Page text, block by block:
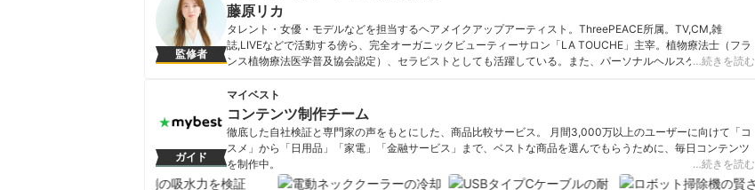
監修者
藤原リカ
タレント・女優・モデルなどを担当するヘアメイクアップアーティスト。ThreePEACE所属。TV,CM,雑
誌,LIVEなどで活動する傍ら、完全オーガニックビューティーサロン「LA TOUCHE」主宰。植物療法士（フラ
ンス植物療法医学普及協会認定）、セラピストとしても活躍している。また、パーソナルヘルスケアコーチン
化粧品や美容記事の監修にも従事。自身の生まれたときからの酷いアトピー性皮膚炎を克服したこともあり、
美容と健康をホリスティックビューティーで提案している。
藤原リカのプロフィール
…続きを読む
ガイド
マイベスト
コンテンツ制作チーム
徹底した自社検証と専門家の声をもとにした、商品比較サービス。 月間3,000万以上のユーザーに向けて「コ
スメ」から「日用品」「家電」「金融サービス」まで、ベストな商品を選んでもらうために、毎日コンテンツ
を制作中。
コンテンツ制作チームのプロフィール
…続きを読む